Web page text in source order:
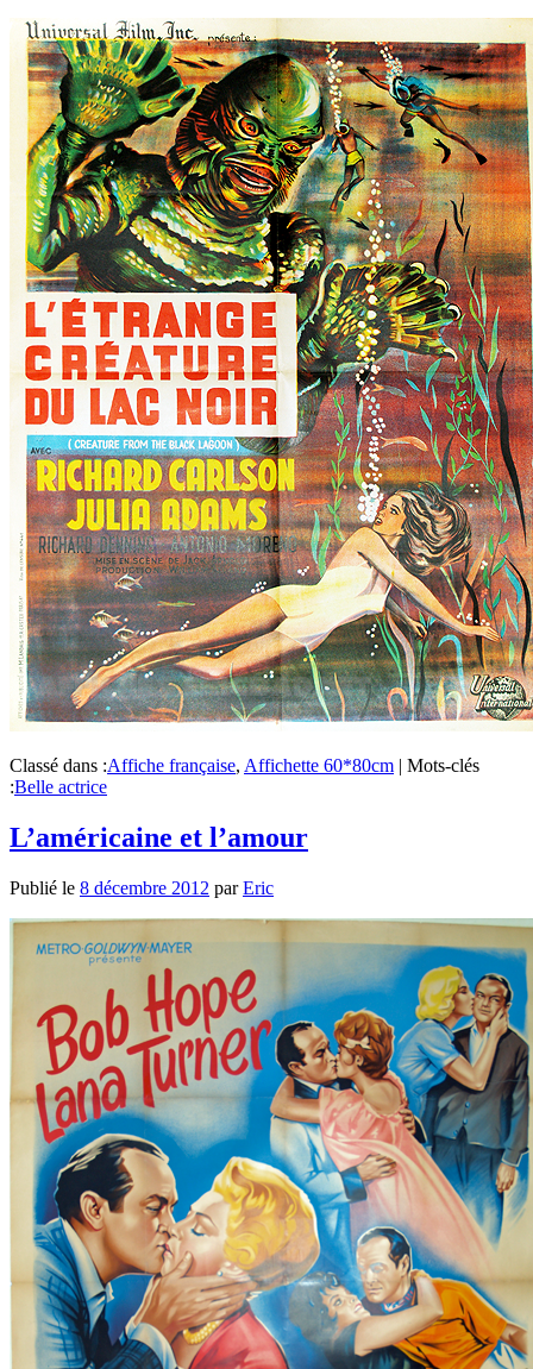
Classé dans :Affiche française, Affichette 60*80cm | Mots-clés
:Belle actrice
L’américaine et l’amour
Publié le 8 décembre 2012 parEric